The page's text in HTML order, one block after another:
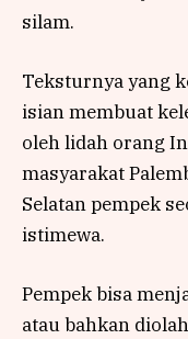
silam.
Teksturnya yang
isian membuat
oleh lidah orang
masyarakat
Selatan pempek
istimewa.
Pempek bisa
atau bahkan